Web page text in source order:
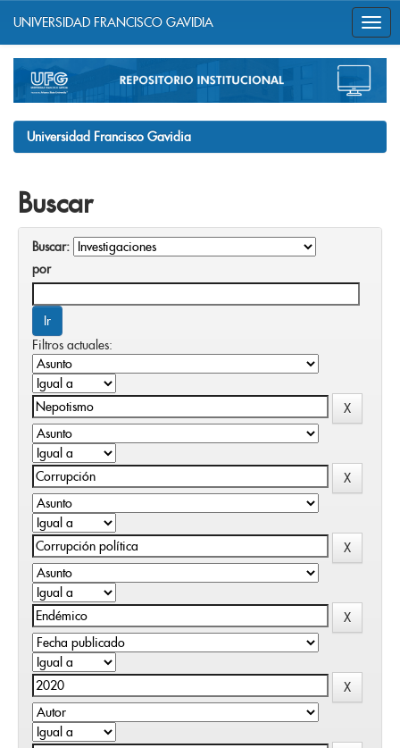
navigation
UNIVERSIDAD FRANCISCO GAVIDIA
Universidad Francisco Gavidia
Buscar
Buscar:
por
Filtros actuales: